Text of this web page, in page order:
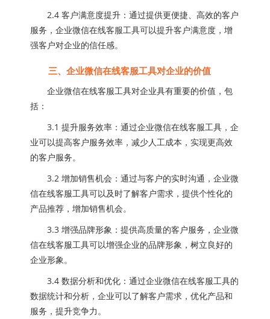
2.4 客户满意度提升：通过提供更便捷、高效的客户
服务，企业微信在线客服工具可以提升客户满意度，增
强客户对企业的信任感。
三、企业微信在线客服工具对企业的价值
企业微信在线客服工具对企业具有重要的价值，包
括：
3.1 提升服务效率：通过企业微信在线客服工具，企
业可以提高客户服务效率，减少人工成本，实现更高效
的客户服务。
3.2 增加销售机会：通过与客户的实时沟通，企业微
信在线客服工具可以及时了解客户需求，提供个性化的
产品推荐，增加销售机会。
3.3 增强品牌形象：提供高质量的客户服务，企业微
信在线客服工具可以增强企业的品牌形象，树立良好的
企业形象。
3.4 数据分析和优化：通过企业微信在线客服工具的
数据统计和分析，企业可以了解客户需求，优化产品和
服务，提升竞争力。